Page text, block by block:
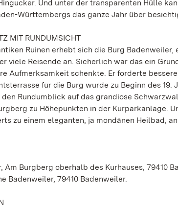
Und unter der transparenten Hülle
Württembergs das ganze Jahr über
MIT RUNDUMSICHT
Ruinen erhebt sich die Burg
viele Reisende an. Sicherlich war das ein
Aufmerksamkeit schenkte. Er forderte
für die Burg wurde zu Beginn des
den Rundumblick auf das grandiose
zu Höhepunkten in der Kurparkanlage.
zu einem eleganten, ja mondänen Heilbad,
Am Burgberg oberhalb des Kurhauses, 79410
Badenweiler, 79410 Badenweiler.